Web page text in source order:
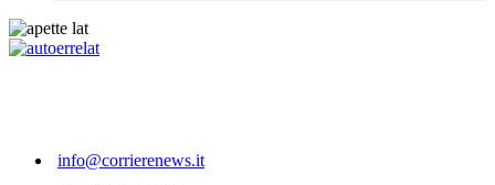
info@corrierenews.it